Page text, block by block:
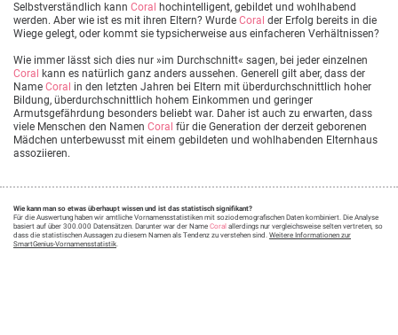
Selbstverständlich kann Coral
hochintelligent, gebildet und wohlhabend
werden. Aber wie ist es mit ihren Eltern? Wurde Coral der Erfolg bereits in die
Wiege gelegt, oder kommt sie typsicherweise aus einfacheren Verhältnissen?
Wie immer lässt sich dies nur »im Durchschnitt« sagen, bei jeder einzelnen
Coral
kann es natürlich ganz anders aussehen. Generell gilt aber, dass der
Name Coral in den letzten Jahren bei Eltern mit überdurchschnittlich hoher
Bildung, überdurchschnittlich hohem Einkommen und geringer
Armutsgefährdung besonders beliebt war. Daher ist auch zu erwarten, dass
viele Menschen den Namen Coral für die Generation der derzeit geborenen
Mädchen unterbewusst mit einem gebildeten und wohlhabenden Elternhaus
assoziieren.
Wie kann man so etwas überhaupt wissen und ist das statistisch signifikant?
Für die Auswertung haben wir amtliche Vornamensstatistiken mit soziodemografischen Daten kombiniert. Die Analyse
basiert auf über 300.000 Datensätzen. Darunter war der Name Coral allerdings nur vergleichsweise selten vertreten, so
dass die statistischen Aussagen zu diesem Namen als Tendenz zu verstehen sind. Weitere Informationen zur
SmartGenius-Vornamensstatistik.